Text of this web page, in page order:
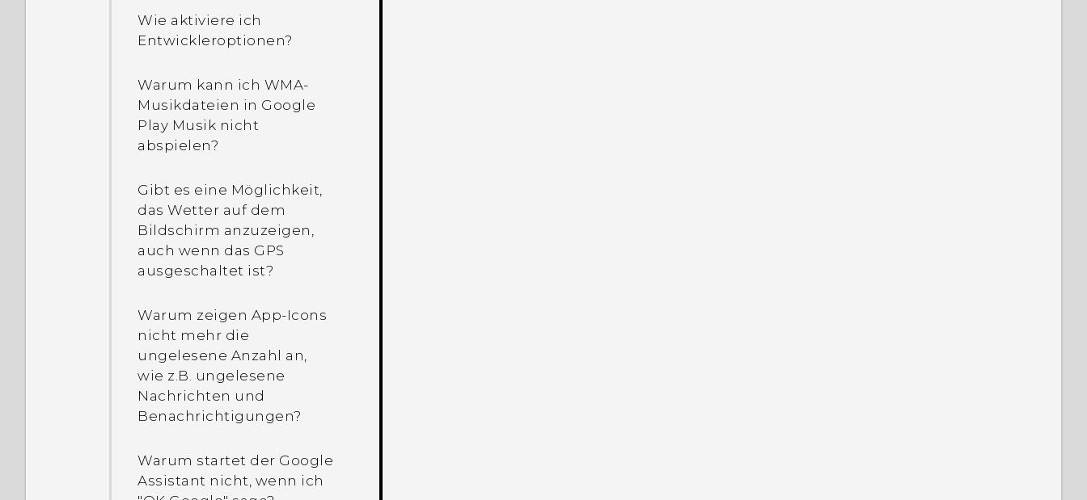
Wie aktiviere ich
Entwickleroptionen?
Warum kann ich WMA-
Musikdateien in Google
Play Musik nicht
abspielen?
Gibt es eine Möglichkeit,
das Wetter auf dem
Bildschirm anzuzeigen,
auch wenn das GPS
ausgeschaltet ist?
Warum zeigen App-Icons
nicht mehr die
ungelesene Anzahl an,
wie z.B. ungelesene
Nachrichten und
Benachrichtigungen?
Warum startet der Google
Assistant nicht, wenn ich